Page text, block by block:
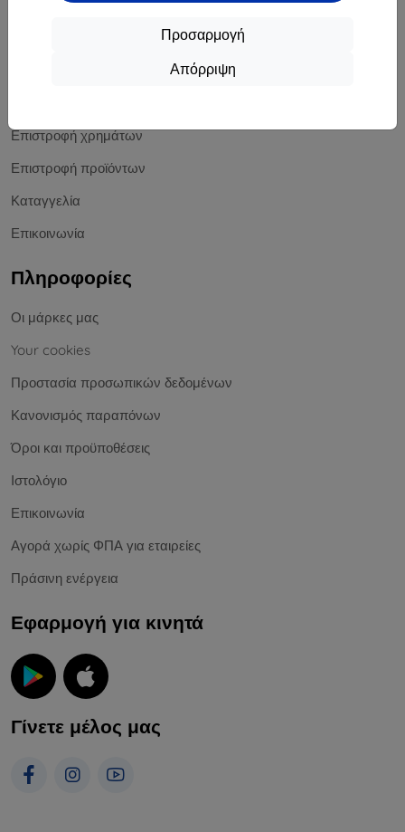
Προσαρμογή
Απόρριψη
Επιστροφή χρημάτων
Επιστροφή προϊόντων
Καταγγελία
Επικοινωνία
Πληροφορίες
Οι μάρκες μας
Your cookies
Προστασία προσωπικών δεδομένων
Κανονισμός παραπόνων
Όροι και προϋποθέσεις
Ιστολόγιο
Επικοινωνία
Αγορά χωρίς ΦΠΑ για εταιρείες
Πράσινη ενέργεια
Εφαρμογή για κινητά
Γίνετε μέλος μας